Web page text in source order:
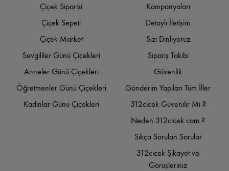
Çiçek Siparişi
Çiçek Sepeti
Çiçek Market
Sevgililer Günü Çiçekleri
Anneler Günü Çiçekleri
Öğretmenler Günü Çiçekleri
Kadınlar Günü Çiçekleri
Kampanyaları
Detaylı İletişim
Sizi Dinliyoruz
Sipariş Takibi
Güvenlik
Gönderim Yapılan Tüm İller
312cicek Güvenilir Mi ?
Neden 312cicek.com ?
Sıkça Sorulan Sorular
312cicek Şikayet ve
Görüşleriniz